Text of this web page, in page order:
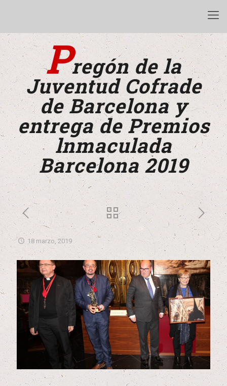
Pregón de la
Juventud Cofrade
de Barcelona y
entrega de Premios
lnmaculada
Barcelona 2019
18 marzo, 2019